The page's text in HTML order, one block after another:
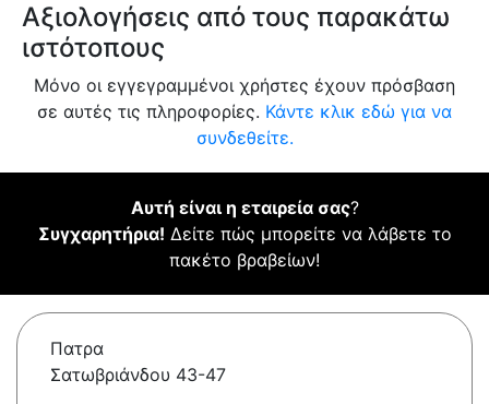
Αξιολογήσεις από τους παρακάτω
ιστότοπους
Μόνο οι εγγεγραμμένοι χρήστες έχουν πρόσβαση
σε αυτές τις πληροφορίες. Κάντε κλικ εδώ για να
συνδεθείτε.
Αυτή είναι η εταιρεία σας?
Συγχαρητήρια! Δείτε πώς μπορείτε να λάβετε το
πακέτο βραβείων!
Πατρα
Σατωβριάνδου 43-47